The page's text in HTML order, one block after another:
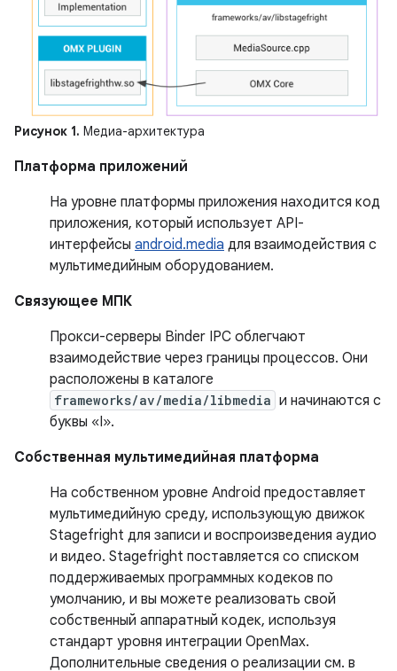
Рисунок 1. Медиа-архитектура
Платформа приложений
На уровне платформы приложения находится код
приложения, который использует API-
интерфейсы android.media для взаимодействия с
мультимедийным оборудованием.
Связующее МПК
Прокси-серверы Binder IPC облегчают
взаимодействие через границы процессов. Они
расположены в каталоге
frameworks/av/media/libmedia и начинаются с
буквы «I».
Собственная мультимедийная платформа
На собственном уровне Android предоставляет
мультимедийную среду, использующую движок
Stagefright для записи и воспроизведения аудио
и видео. Stagefright поставляется со списком
поддерживаемых программных кодеков по
умолчанию, и вы можете реализовать свой
собственный аппаратный кодек, используя
стандарт уровня интеграции OpenMax.
Дополнительные сведения о реализации см. в